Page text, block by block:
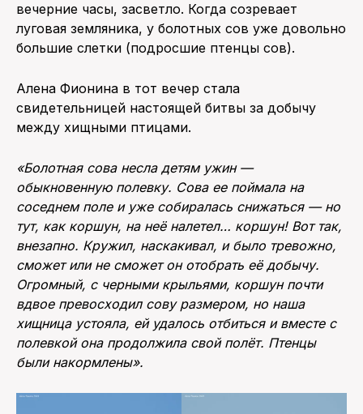
вечерние часы, засветло. Когда созревает
луговая земляника, у болотных сов уже довольно
большие слетки (подросшие птенцы сов).
Алена Фионина в тот вечер стала
свидетельницей настоящей битвы за добычу
между хищными птицами.
«Болотная сова несла детям ужин —
обыкновенную полевку. Сова ее поймала на
соседнем поле и уже собиралась снижаться — но
тут, как коршун, на неё налетел… коршун! Вот так,
внезапно. Кружил, наскакивал, и было тревожно,
сможет или не сможет он отобрать её добычу.
Огромный, с черными крыльями, коршун почти
вдвое превосходил сову размером, но наша
хищница устояла, ей удалось отбиться и вместе с
полевкой она продолжила свой полёт. Птенцы
были накормлены».